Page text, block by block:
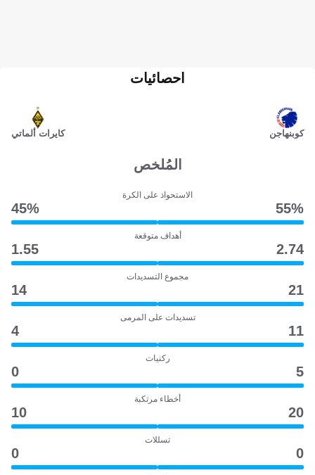
كوبنهاجن
احصائيات
كايرات ألماتي
المُلخص
الاستحواذ على الكرة
55‎%‎
45‎%‎
أهداف متوقعة
2.74
1.55
مجموع التسديدات
21
14
تسديدات على المرمى
11
4
ركنيات
5
0
أخطاء مرتكبة
20
10
تسللات
0
0